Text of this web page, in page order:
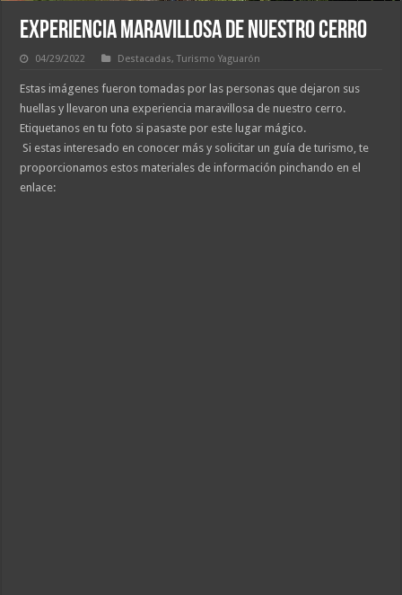
EXPERIENCIA MARAVILLOSA DE NUESTRO CERRO
04/29/2022 Destacadas,Turismo Yaguarón
Estas imágenes fueron tomadas por las personas que dejaron sus
huellas y llevaron una experiencia maravillosa de nuestro cerro.
Etiquetanos en tu foto si pasaste por este lugar mágico.
Si estas interesado en conocer más y solicitar un guía de turismo, te
proporcionamos estos materiales de información pinchando en el
enlace: